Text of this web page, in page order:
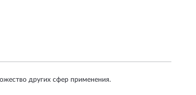
других сфер применения.